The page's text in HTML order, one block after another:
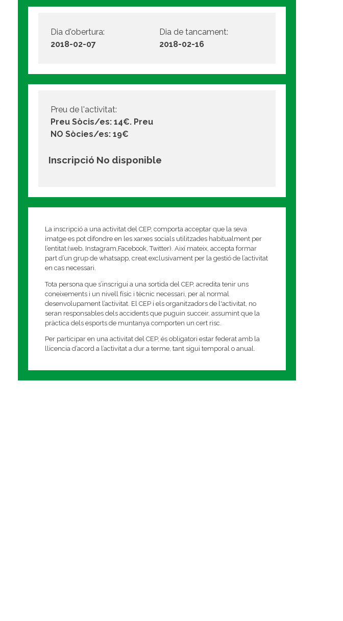
Dia d'obertura:
2018-02-07
Dia de tancament:
2018-02-16
Preu de l'activitat:
Preu Sòcis/es: 14€. Preu
NO Sòcies/es: 19€
Inscripció No disponible
La inscripció a una activitat del CEP, comporta acceptar que la seva
imatge es pot difondre en les xarxes socials utilitzades habitualment per
l’entitat.(web, Instagram,Facebook, Twitter). Així mateix, accepta formar
part d’un grup de whatsapp, creat exclusivament per la gestió de l’activitat
en cas necessari.
Tota persona que s’inscrigui a una sortida del CEP, acredita tenir uns
coneixements i un nivell físic i tècnic necessari, per al normal
desenvolupament l’activitat. El CEP i els organitzadors de l'activitat, no
seran responsables dels accidents que puguin succeir, assumint que la
pràctica dels esports de muntanya comporten un cert risc.
Per participar en una activitat del CEP, és obligatori estar federat amb la
llicencia d’acord a l’activitat a dur a terme, tant sigui temporal o anual.